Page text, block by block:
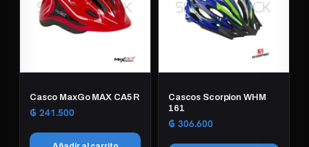
Casco MaxGo MAX CA5 R
₲ 241.500
Cascos Scorpion WHM
161
₲ 306.600